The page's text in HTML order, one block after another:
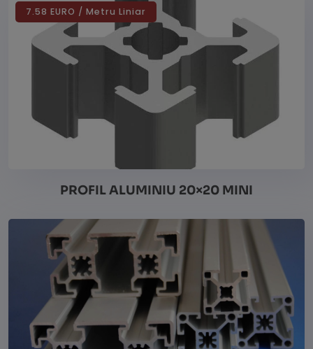
Vezi detalii
7.58 EURO / Metru Liniar
Vezi detalii
PROFIL ALUMINIU 20×20 MINI